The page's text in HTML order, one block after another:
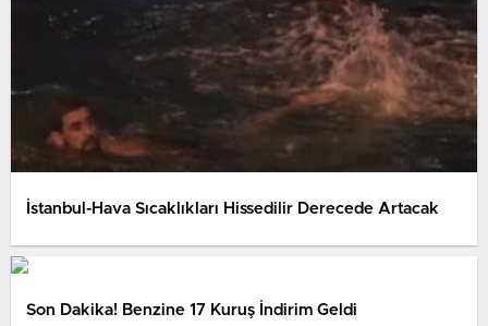
İstanbul-Hava Sıcaklıkları Hissedilir Derecede Artacak
Son Dakika! Benzine 17 Kuruş İndirim Geldi